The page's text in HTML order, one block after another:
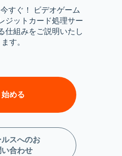
すぐ！ ビデオゲーム
ジットカード処理サー
仕組みをご説明いたし
ます。
始める
スへのお
い合わせ